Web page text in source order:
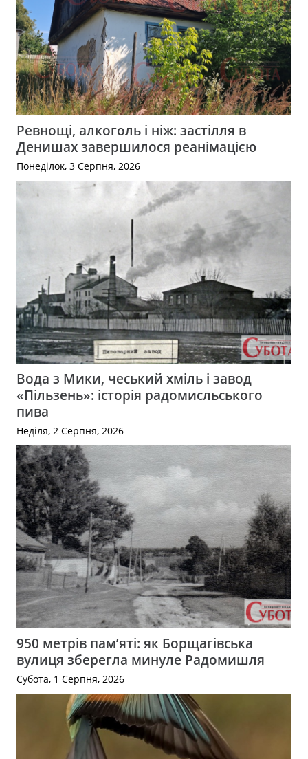
Ревнощі, алкоголь і ніж: застілля в
Денишах завершилося реанімацією
Понеділок, 3 Серпня, 2026
Вода з Мики, чеський хміль і завод
«Пільзень»: історія радомисльського
пива
Неділя, 2 Серпня, 2026
950 метрів пам’яті: як Борщагівська
вулиця зберегла минуле Радомишля
Субота, 1 Серпня, 2026